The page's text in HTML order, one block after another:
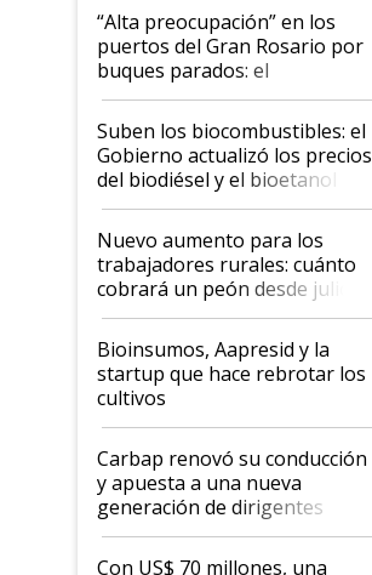
“Alta preocupación” en los
puertos del Gran Rosario por
buques parados: el
funcionamiento de las
exportadoras en tensión tras
la medida de fuerza de los
prácticos
Suben los biocombustibles: el
Gobierno actualizó los precios
del biodiésel y el bioetanol
Nuevo aumento para los
trabajadores rurales: cuánto
cobrará un peón desde julio
Bioinsumos, Aapresid y la
startup que hace rebrotar los
cultivos
Carbap renovó su conducción
y apuesta a una nueva
generación de dirigentes
rurales
Con US$ 70 millones, una